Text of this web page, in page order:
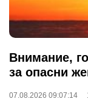
Внимание,
за опасни
07.08.2026 09:07:14